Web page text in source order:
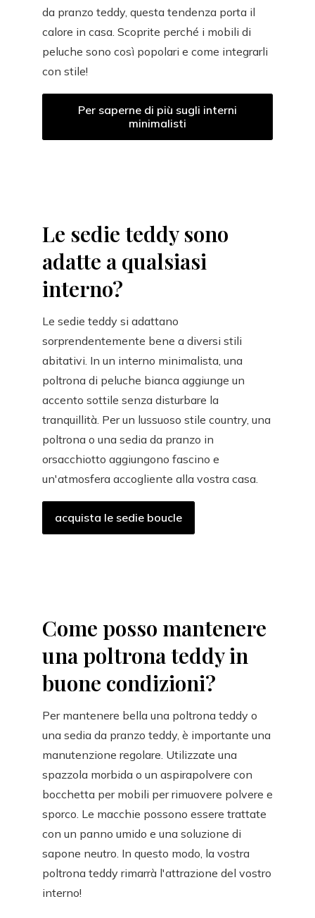
da pranzo teddy, questa tendenza porta il
calore in casa. Scoprite perché i mobili di
peluche sono così popolari e come integrarli
con stile!
Per saperne di più sugli interni
minimalisti
Le sedie teddy sono
adatte a qualsiasi
interno?
Le sedie teddy si adattano
sorprendentemente bene a diversi stili
abitativi. In un interno minimalista, una
poltrona di peluche bianca aggiunge un
accento sottile senza disturbare la
tranquillità. Per un lussuoso stile country, una
poltrona o una sedia da pranzo in
orsacchiotto aggiungono fascino e
un'atmosfera accogliente alla vostra casa.
acquista le sedie boucle
Come posso mantenere
una poltrona teddy in
buone condizioni?
Per mantenere bella una poltrona teddy o
una sedia da pranzo teddy, è importante una
manutenzione regolare. Utilizzate una
spazzola morbida o un aspirapolvere con
bocchetta per mobili per rimuovere polvere e
sporco. Le macchie possono essere trattate
con un panno umido e una soluzione di
sapone neutro. In questo modo, la vostra
poltrona teddy rimarrà l'attrazione del vostro
interno!